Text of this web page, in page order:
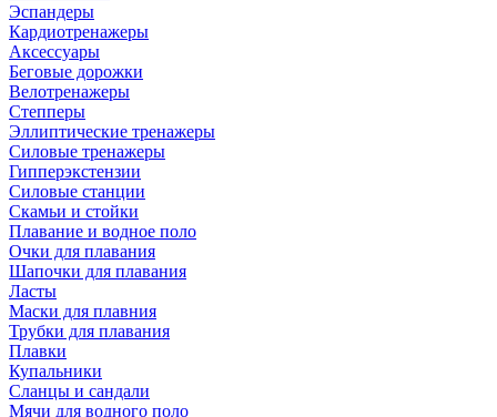
Эспандеры
Кардиотренажеры
Аксессуары
Беговые дорожки
Велотренажеры
Степперы
Эллиптические тренажеры
Силовые тренажеры
Гипперэкстензии
Силовые станции
Скамьи и стойки
Плавание и водное поло
Очки для плавания
Шапочки для плавания
Ласты
Маски для плавния
Трубки для плавания
Плавки
Купальники
Сланцы и сандали
Мячи для водного поло